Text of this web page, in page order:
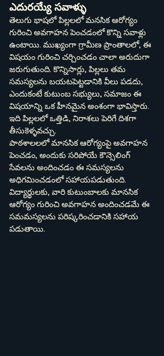
ఎదురయ్యే సవాళ్ళు
తెలుగు భాషలో పిల్లలలో మనసిక ఆరోగ్యం
గురించి అవగాహన పెంచడంలో కొన్ని సవాళ్లు
ఉంటాయి. ముఖ్యంగా గ్రామీణ ప్రాంతాలలో, ఈ
విషయం గురించి చర్చించడం చాలా అరుదుగా
జరుగుతుంది. కొన్నిసార్లు, పిల్లలు తమ
సమస్యలను బయటపెట్టడానికి వీలు పడదు,
ఎందుకంటే కుటుంబ సభ్యులు, సమాజం ఈ
విషయాన్ని ఒక హీనమైన అంశంగా భావిస్తారు.
ఇది పిల్లలలో ఒత్తిడి, నిరాశలు పెరిగే దిశగా
తీసుకెళ్ళవచ్చు.
పాఠశాలలలో మానసిక ఆరోగ్యంపై అవగాహన
పెంచడం, అందుకు సరిపోయే కౌన్సెలింగ్
సేవలను అందించడం ఈ సమస్యలను
అధిగమించడంలో సహాయపడుతుంది.
విద్యార్థులకు, వారి కుటుంబాలకు మానసిక
ఆరోగ్యం గురించి అవగాహన అందించడమే ఈ
సమమస్యలను పరిష్కరించడానికి సహాయ
పడుతాయి.